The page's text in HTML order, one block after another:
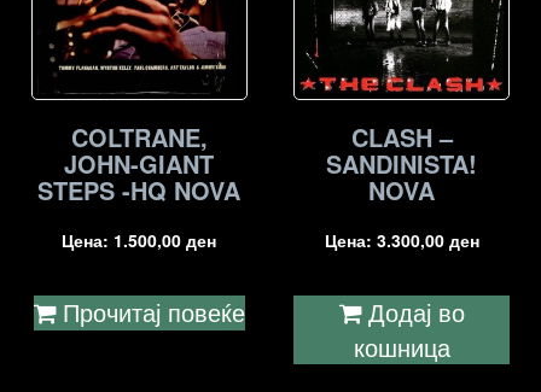
COLTRANE,
JOHN-GIANT
STEPS -HQ NOVA
Цена: 1.500,00ден
Прочитај повеќе
CLASH –
SANDINISTA!
NOVA
Цена: 3.300,00 ден
Додај во
кошница